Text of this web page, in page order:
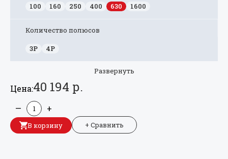
Развернуть
100
160 250 400 630 1600
Количество полюсов
3P
4P
Цена:40 194 р.
— +
В корзину + Сравнить